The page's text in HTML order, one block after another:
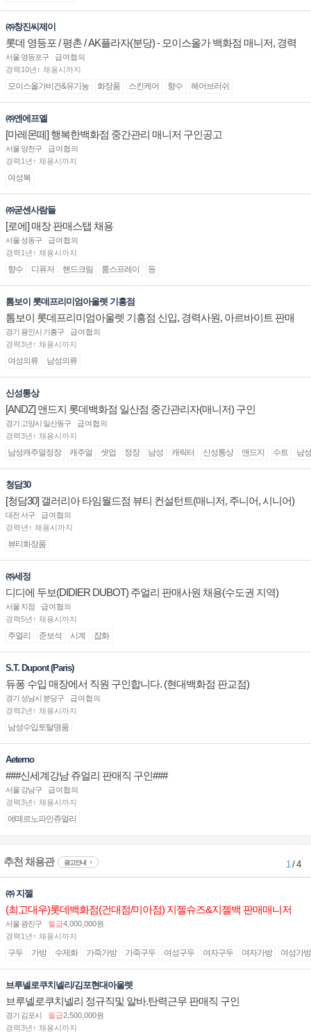
㈜창진씨제이
롯데 영등포 / 평촌 / AK플라자(분당) - 모이스올가 백화점 매니저, 경력
및 신입 판매직 채용
서울 영등포구
급여협의
경력10년↑ 채용시까지
모이스올가비건&유기농 화장품 스킨케어 향수 헤어브러쉬
㈜엔에프엘
[마레몬떼] 행복한백화점 중간관리 매니저 구인공고
서울 양천구
급여협의
경력1년↑ 채용시까지
여성복
㈜굳센사람들
[로에] 매장 판매스탭 채용
서울 성동구
급여협의
경력1년↑ 채용시까지
향수 디퓨저 핸드크림 룸스프레이 등
톰보이 롯데프리미엄아울렛 기흥점
톰보이 롯데프리미엄아울렛 기흥점 신입, 경력사원, 아르바이트 판매
직 구인합니다.
경기 용인시 기흥구
급여협의
경력3년↑ 채용시까지
여성의류 남성의류
신성통상
[ANDZ] 앤드지 롯데백화점 일산점 중간관리자(매니저) 구인
경기 고양시 일산동구
급여협의
경력3년↑ 채용시까지
남성캐주얼정장 캐주얼 셋업 정장 남성 캐릭터 신성통상 앤드지 수트 남
청담30
[청담30] 갤러리아 타임월드점 뷰티 컨설턴트(매니저, 주니어, 시니어)
채용
대전 서구
급여협의
경력년↑ 채용시까지
뷰티화장품
㈜세정
디디에 두보(DIDIER DUBOT) 주얼리 판매사원 채용(수도권 지역)
서울 지점
급여협의
경력5년↑ 채용시까지
주얼리 준보석 시계 잡화
S.T. Dupont (Paris)
듀퐁 수입 매장에서 직원 구인합니다. (현대백화점 판교점)
경기 성남시 분당구
급여협의
경력2년↑ 채용시까지
남성수입토탈명품
Aeterno
###신세계강남 쥬얼리 판매직 구인###
서울 강남구
급여협의
경력3년↑ 채용시까지
에떼르노파인쥬얼리
추천 채용관 광고안내 1/ 4
㈜ 지젤
(최고대우)롯데백화점(건대점/미아점) 지젤슈즈&지젤백 판매매니저
(직원) 구인합니다
서울 광진구 월급4,000,000원
경력1년↑ 채용시까지
구두 가방 수제화 가죽가방 가죽구두 여성구두 여자구두 여자가방 여성가방
브루넬로쿠치넬리/김포현대아울렛
브루넬로쿠치넬리 정규직및 알바.탄력근무 판매직 구인
경기 김포시 월급2,500,000원
경력3년↑ 채용시까지